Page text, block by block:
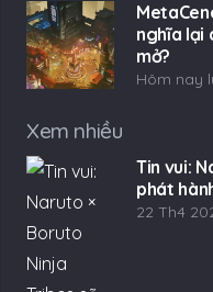
nghĩa lại
mở?
Hôm nay
Xem nhiều
Tin vui:
phát
22 Th4